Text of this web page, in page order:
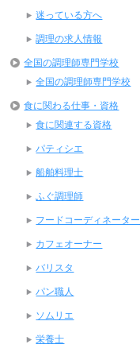
迷っている方へ
調理の求人情報
全国の調理師専門学校
全国の調理師専門学校
食に関わる仕事・資格
食に関連する資格
パティシエ
船舶料理士
ふぐ調理師
フードコーディネーター
カフェオーナー
バリスタ
パン職人
ソムリエ
栄養士